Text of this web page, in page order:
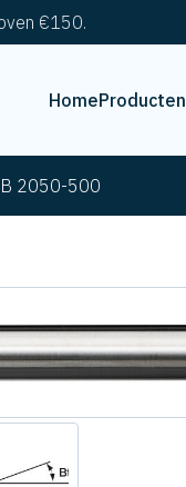
€150.
HomeProducten
2050-500